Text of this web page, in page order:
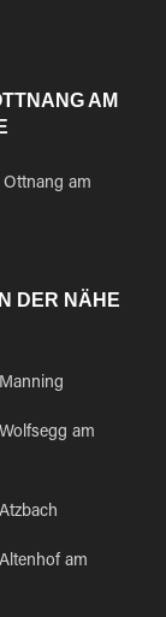
AM
am
DER NÄHE
am
am